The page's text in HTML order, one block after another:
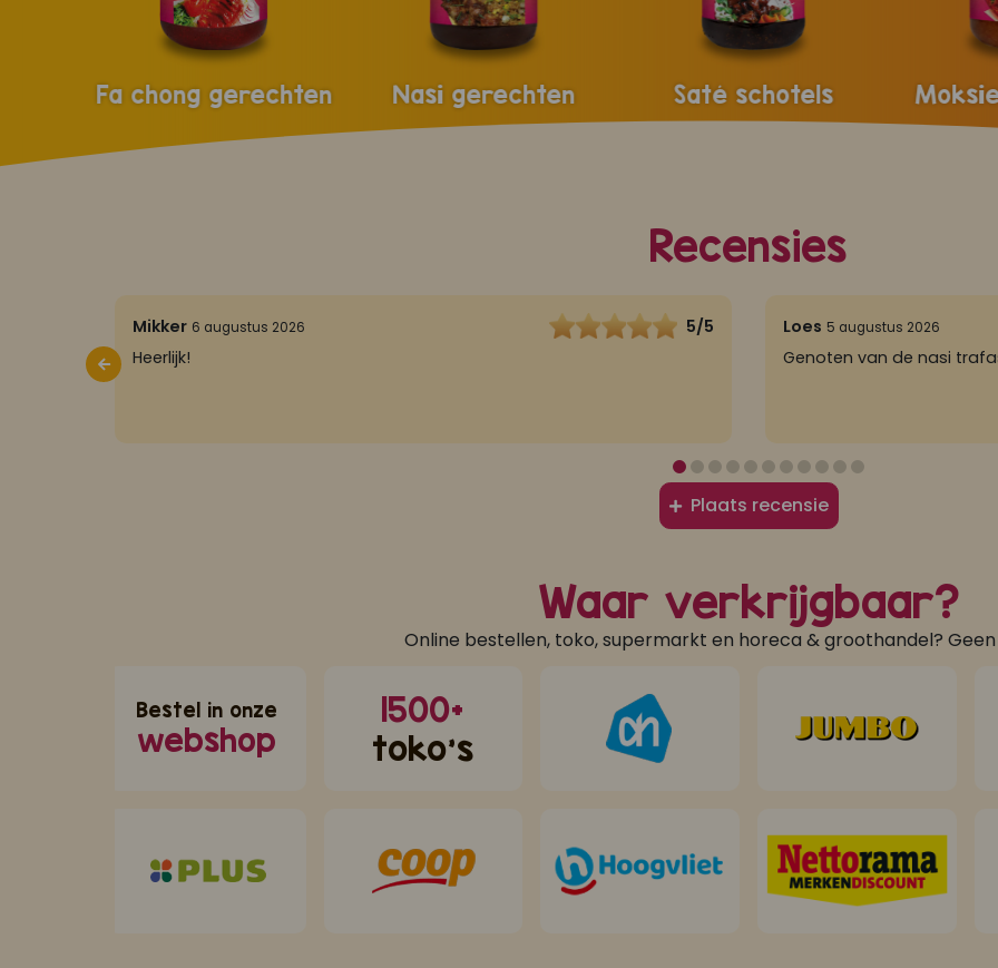
Fa chong gerechten Nasi gerechten Saté schotels
Recensies
Mikker 6 augustus 2026
5/5
Heerlijk!
Loes 5 augustus 2026
Genoten van de nasi
Plaats recensie
Waar verkrijgbaar?
Online bestellen, toko, supermarkt en horeca & groothandel?
Bestel in onze
webshop
1500+
toko's